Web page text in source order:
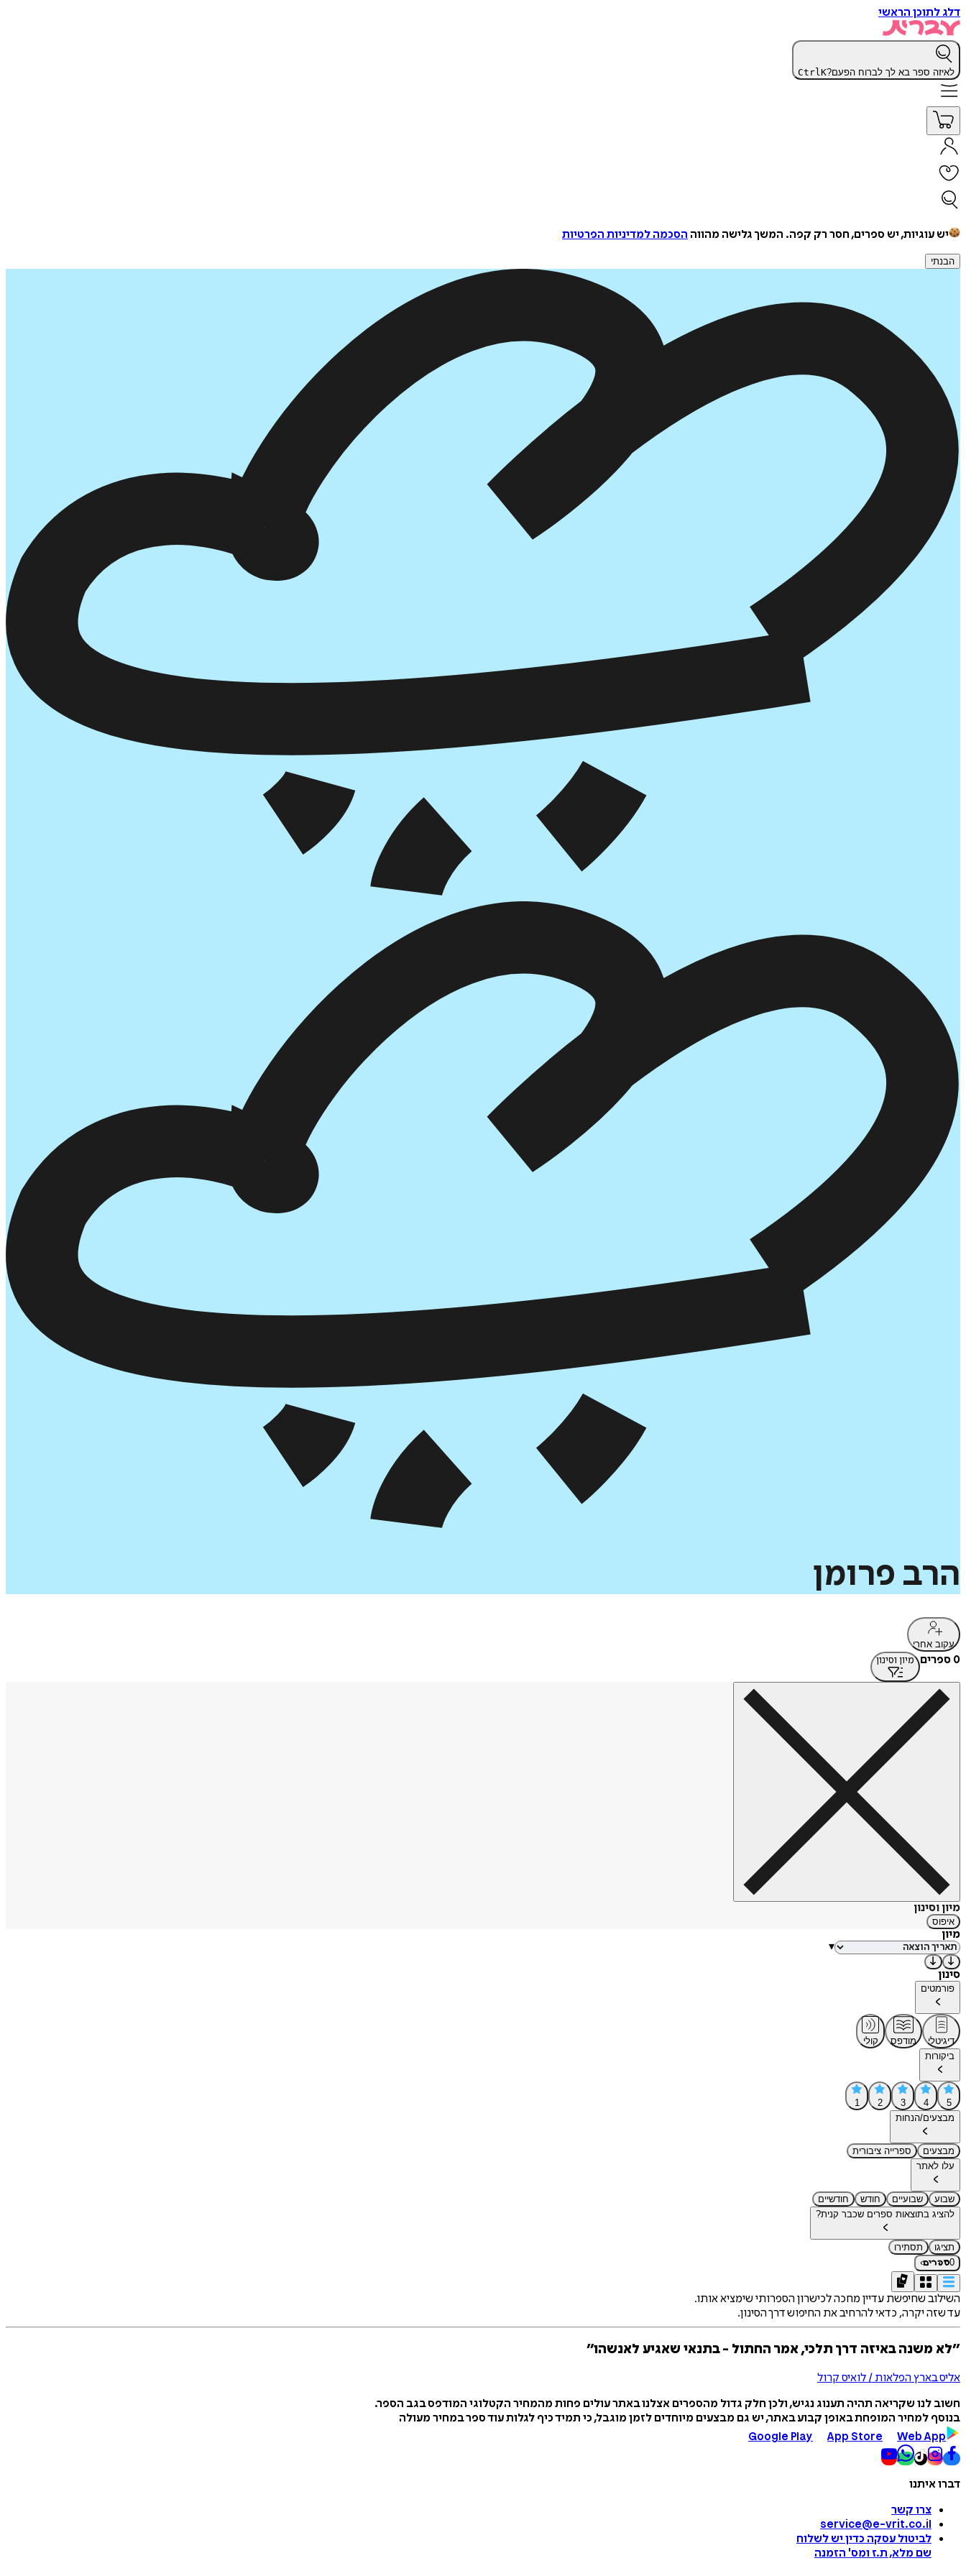
דלג לתוכן הראשי
לאיזה ספר בא לך לברוח הפעם? CtrlK
יש עוגיות, יש ספרים, חסר רק קפה. המשך גלישה מהווה הסכמה למדיניות הפרטיות
הבנתי
הרב פרומן
עקוב אחרי
0 ספרים מיון וסינון
מיון וסינון
איפוס
מיון
▾
סינון
פורמטים
דיגיטלי מודפס
קולי
ביקורות
5
4
3
2
1
מבצעים/הנחות
מבצעים
ספרייה ציבורית
עלו לאתר
שבוע שבועיים חודש
חודשיים
להציג בתוצאות ספרים שכבר קנית?
תציגו
תסתירו
0ספרים›
השילוב שחיפשת עדיין מחכה לכישרון הספרותי שימציא אותו.
עד שזה יקרה, כדאי להרחיב את החיפוש דרך הסינון.
״לא משנה באיזה דרך תלכי, אמר החתול - בתנאי שאגיע לאנשהו״
אליס בארץ הפלאות / לואיס קרול
חשוב לנו שקריאה תהיה תענוג נגיש, ולכן חלק גדול מהספרים אצלנו באתר עולים פחות מהמחיר הקטלוגי המודפס בגב הספר.
בנוסף למחיר המופחת באופן קבוע באתר, יש גם מבצעים מיוחדים לזמן מוגבל, כי תמיד כיף לגלות עוד ספר במחיר מעולה
Google Play
App Store Web App
דברו איתנו
צרו קשר
service@e-vrit.co.il
לביטול עסקה כדין יש לשלוח
שם מלא, ת.ז ומס' הזמנה